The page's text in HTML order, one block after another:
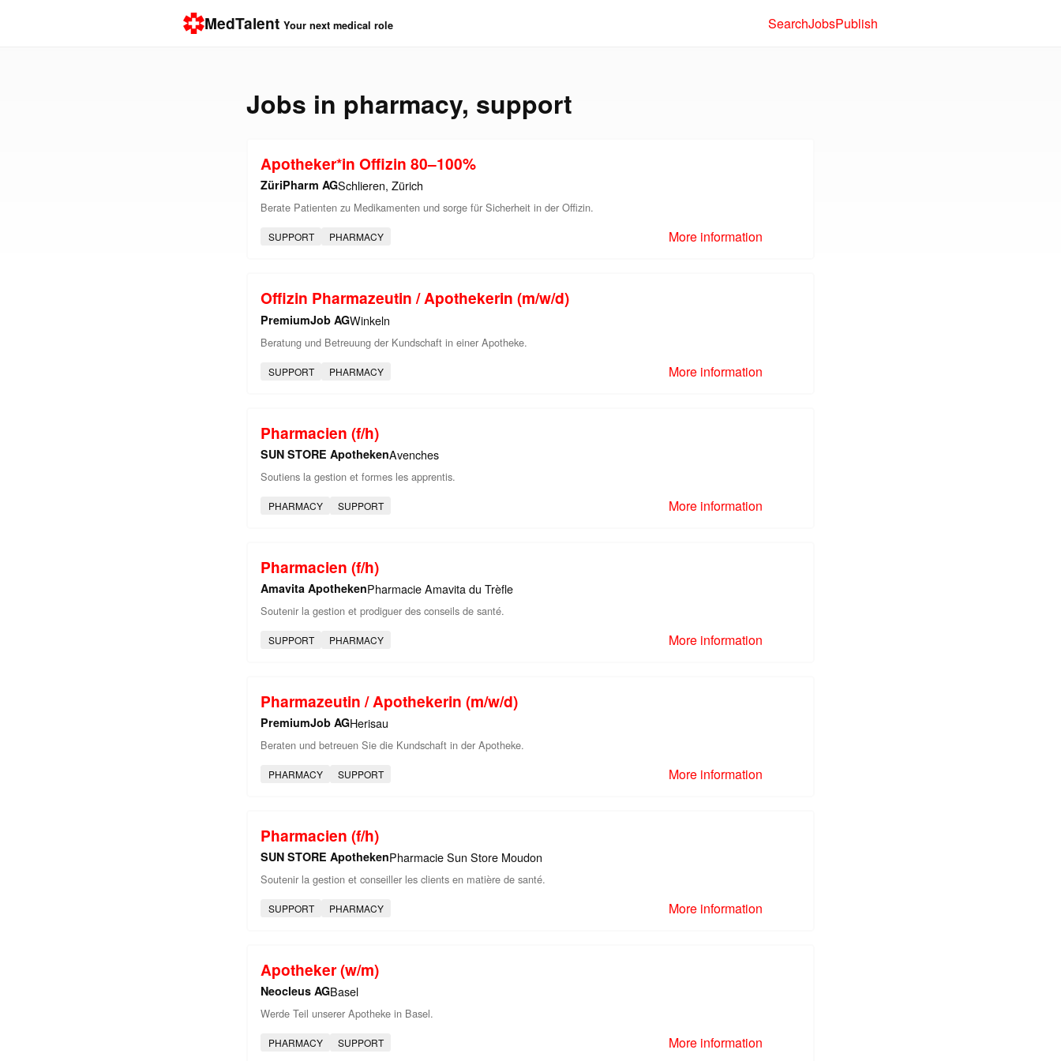
MedTalent Your next medical role SearchJobsPublish
Jobs in pharmacy, support
Apotheker*in Offizin 80–100%
ZüriPharm AGSchlieren, Zürich
Berate Patienten zu Medikamenten und sorge für Sicherheit in der Offizin.
SUPPORT PHARMACY More information
Offizin Pharmazeutin / Apothekerin (m/w/d)
PremiumJob AGWinkeln
Beratung und Betreuung der Kundschaft in einer Apotheke.
SUPPORT PHARMACY More information
Pharmacien (f/h)
SUN STORE ApothekenAvenches
Soutiens la gestion et formes les apprentis.
PHARMACY SUPPORT More information
Pharmacien (f/h)
Amavita ApothekenPharmacie Amavita du Trèfle
Soutenir la gestion et prodiguer des conseils de santé.
SUPPORT PHARMACY More information
Pharmazeutin / Apothekerin (m/w/d)
PremiumJob AGHerisau
Beraten und betreuen Sie die Kundschaft in der Apotheke.
PHARMACY SUPPORT More information
Pharmacien (f/h)
SUN STORE ApothekenPharmacie Sun Store Moudon
Soutenir la gestion et conseiller les clients en matière de santé.
SUPPORT PHARMACY More information
Apotheker (w/m)
Neocleus AGBasel
Werde Teil unserer Apotheke in Basel.
PHARMACY SUPPORT More information